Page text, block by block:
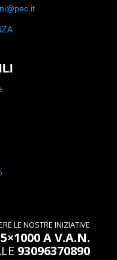
LE NOSTRE INIZIATIVE
A V.A.N.
93096370890